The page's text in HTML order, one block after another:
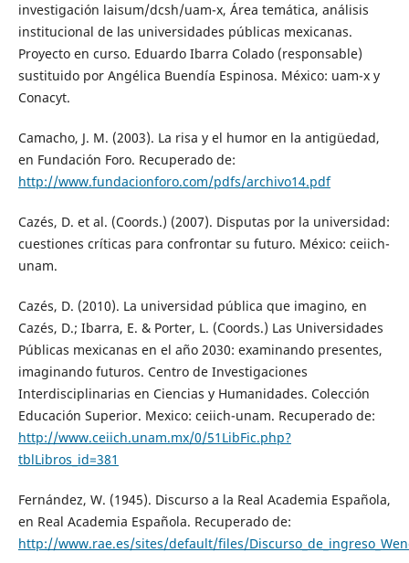
investigación laisum/dcsh/uam-x, Área temática, análisis
institucional de las universidades públicas mexicanas.
Proyecto en curso. Eduardo Ibarra Colado (responsable)
sustituido por Angélica Buendía Espinosa. México: uam-x y
Conacyt.
Camacho, J. M. (2003). La risa y el humor en la antigüedad,
en Fundación Foro. Recuperado de:
http://www.fundacionforo.com/pdfs/archivo14.pdf
Cazés, D. et al. (Coords.) (2007). Disputas por la universidad:
cuestiones críticas para confrontar su futuro. México: ceiich-
unam.
Cazés, D. (2010). La universidad pública que imagino, en
Cazés, D.; Ibarra, E. & Porter, L. (Coords.) Las Universidades
Públicas mexicanas en el año 2030: examinando presentes,
imaginando futuros. Centro de Investigaciones
Interdisciplinarias en Ciencias y Humanidades. Colección
Educación Superior. Mexico: ceiich-unam. Recuperado de:
http://www.ceiich.unam.mx/0/51LibFic.php?
tblLibros_id=381
Fernández, W. (1945). Discurso a la Real Academia Española,
en Real Academia Española. Recuperado de:
http://www.rae.es/sites/default/files/